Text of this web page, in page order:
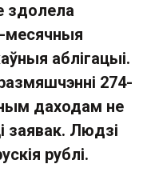
здолела
месячныя
аблігацыі.
274-
даходам не
заявак. Людзі
рублі.